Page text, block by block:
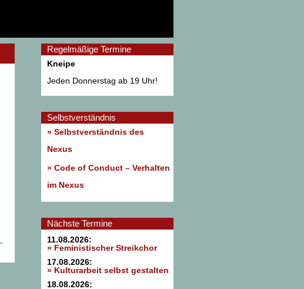
Regelmäßige Termine
Kneipe
Jeden Donnerstag ab 19 Uhr!
Selbstverständnis
» Selbstverständnis des
Nexus
» Code of Conduct – Verhalten
im Nexus
Nächste Termine
11.08.2026:
» Feministischer Streikchor
17.08.2026:
» Kulturarbeit selbst gestalten
18.08.2026: